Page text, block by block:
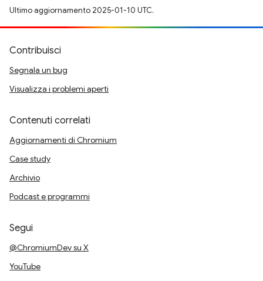
Ultimo aggiornamento 2025-01-10 UTC.
Contribuisci
Segnala un bug
Visualizza i problemi aperti
Contenuti correlati
Aggiornamenti di Chromium
Case study
Archivio
Podcast e programmi
Segui
@ChromiumDev su X
YouTube